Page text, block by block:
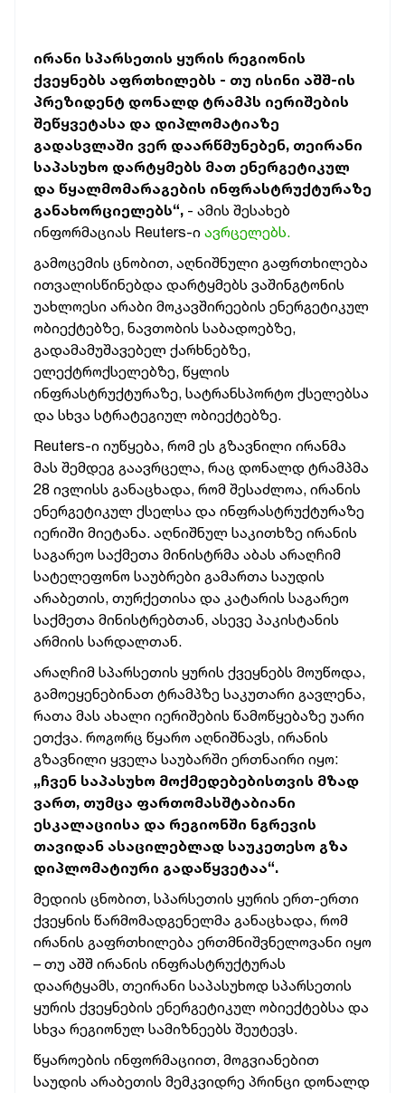
ირანი სპარსეთის ყურის რეგიონის
ქვეყნებს აფრთხილებს - თუ ისინი აშშ-ის
პრეზიდენტ დონალდ ტრამპს იერიშების
შეწყვეტასა და დიპლომატიაზე
გადასვლაში ვერ დაარწმუნებენ, თეირანი
საპასუხო დარტყმებს მათ ენერგეტიკულ
და წყალმომარაგების ინფრასტრუქტურაზე
განახორციელებს“, - ამის შესახებ
ინფორმაციას Reuters-ი ავრცელებს.
გამოცემის ცნობით, აღნიშნული გაფრთხილება
ითვალისწინებდა დარტყმებს ვაშინგტონის
უახლოესი არაბი მოკავშირეების ენერგეტიკულ
ობიექტებზე, ნავთობის საბადოებზე,
გადამამუშავებელ ქარხნებზე,
ელექტროქსელებზე, წყლის
ინფრასტრუქტურაზე, სატრანსპორტო ქსელებსა
და სხვა სტრატეგიულ ობიექტებზე.
Reuters-ი იუწყება, რომ ეს გზავნილი ირანმა
მას შემდეგ გაავრცელა, რაც დონალდ ტრამპმა
28 ივლისს განაცხადა, რომ შესაძლოა, ირანის
ენერგეტიკულ ქსელსა და ინფრასტრუქტურაზე
იერიში მიეტანა. აღნიშნულ საკითხზე ირანის
საგარეო საქმეთა მინისტრმა აბას არაღჩიმ
სატელეფონო საუბრები გამართა საუდის
არაბეთის, თურქეთისა და კატარის საგარეო
საქმეთა მინისტრებთან, ასევე პაკისტანის
არმიის სარდალთან.
არაღჩიმ სპარსეთის ყურის ქვეყნებს მოუწოდა,
გამოეყენებინათ ტრამპზე საკუთარი გავლენა,
რათა მას ახალი იერიშების წამოწყებაზე უარი
ეთქვა. როგორც წყარო აღნიშნავს, ირანის
გზავნილი ყველა საუბარში ერთნაირი იყო:
„ჩვენ საპასუხო მოქმედებებისთვის მზად
ვართ, თუმცა ფართომასშტაბიანი
ესკალაციისა და რეგიონში ნგრევის
თავიდან ასაცილებლად საუკეთესო გზა
დიპლომატიური გადაწყვეტაა“.
მედიის ცნობით, სპარსეთის ყურის ერთ-ერთი
ქვეყნის წარმომადგენელმა განაცხადა, რომ
ირანის გაფრთხილება ერთმნიშვნელოვანი იყო
– თუ აშშ ირანის ინფრასტრუქტურას
დაარტყამს, თეირანი საპასუხოდ სპარსეთის
ყურის ქვეყნების ენერგეტიკულ ობიექტებსა და
სხვა რეგიონულ სამიზნეებს შეუტევს.
წყაროების ინფორმაციით, მოგვიანებით
საუდის არაბეთის მემკვიდრე პრინცი დონალდ